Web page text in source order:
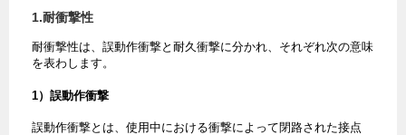
1.耐衝撃性
耐衝撃性は、誤動作衝撃と耐久衝撃に分かれ、それぞれ次の意味
を表わします。
1）誤動作衝撃
誤動作衝撃とは、使用中における衝撃によって閉路された接点